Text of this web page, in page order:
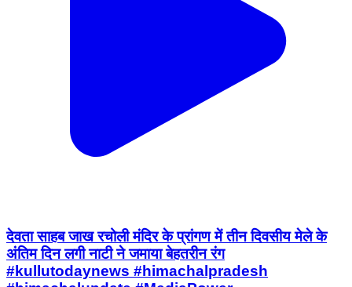
देवता साहब जाख रचोली मंदिर के प्रांगण में तीन दिवसीय मेले के
अंतिम दिन लगी नाटी ने जमाया बेहतरीन रंग
#kullutodaynews #himachalpradesh